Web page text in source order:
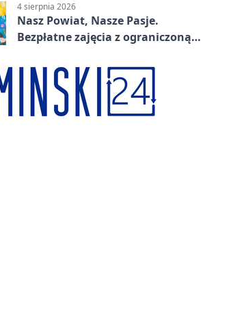
4 sierpnia 2026
Nasz Powiat, Nasze Pasje.
Bezpłatne zajęcia z ograniczoną